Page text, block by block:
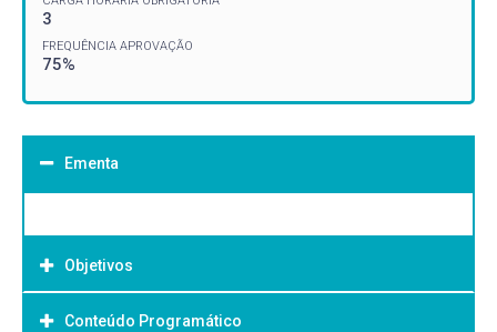
3
FREQUÊNCIA APROVAÇÃO
75%
Ementa
Objetivos
Objetivo Geral:
Conteúdo Programático